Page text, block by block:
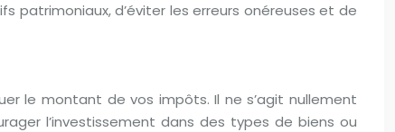
patrimoniaux, d’éviter les erreurs onéreuses et de
le montant de vos impôts. Il ne s’agit nullement
l’investissement dans des types de biens ou